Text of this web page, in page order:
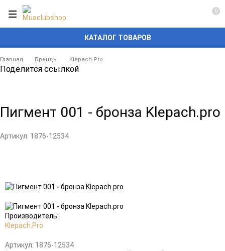
КАТАЛОГ ТОВАРОВ
0
Главная Бренды Klepach.Pro
Поделится ссылкой
Пигмент 001 - бронза Klepach.pro
Артикул: 1876-12534
в
избранное
к
сравнению
Производитель:
Klepach.Pro
Артикул: 1876-12534